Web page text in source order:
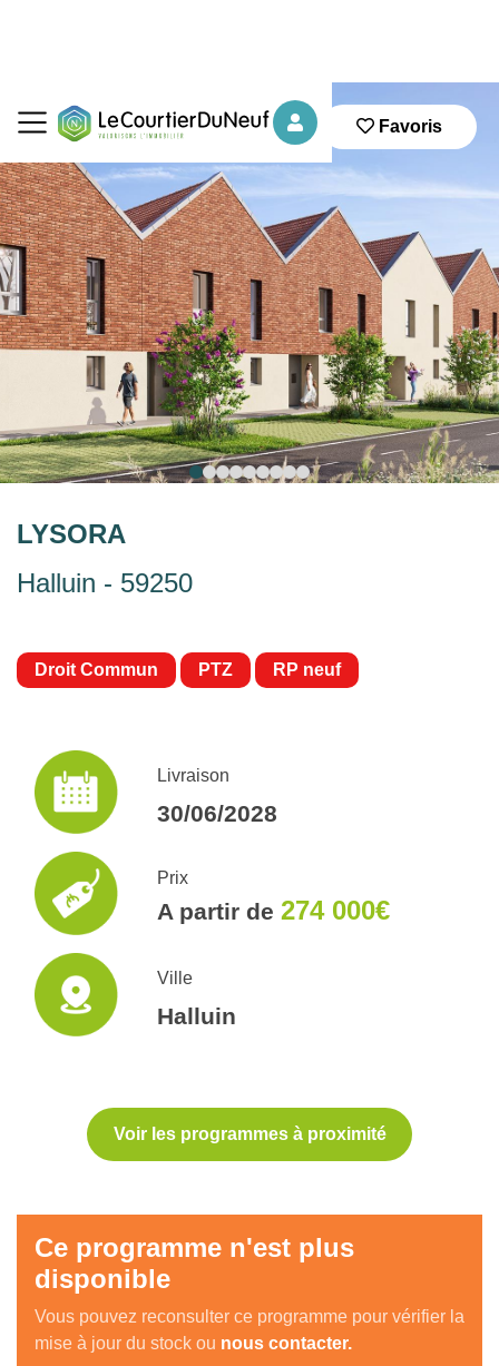
Favoris
LYSORA
Halluin - 59250
Droit Commun PTZ RP neuf
Livraison
30/06/2028
Prix
A partir de 274 000€
Ville
Halluin
Voir les programmes à proximité
Ce programme n'est plus
disponible
Vous pouvez reconsulter ce programme pour vérifier la
mise à jour du stock ou nous contacter.